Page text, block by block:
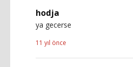
hodja
ya gecerse
11 yıl önce